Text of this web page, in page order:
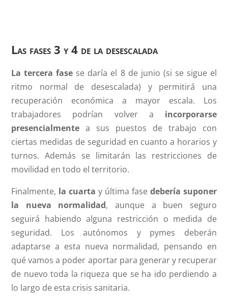
Las fases 3 y 4 de la desescalada
La tercera fase se daría el 8 de junio (si se sigue el
ritmo normal de desescalada) y permitirá una
recuperación económica a mayor escala. Los
trabajadores podrían volver a incorporarse
presencialmente a sus puestos de trabajo con
ciertas medidas de seguridad en cuanto a horarios y
turnos. Además se limitarán las restricciones de
movilidad en todo el territorio.
Finalmente, la cuarta y última fase debería suponer
la nueva normalidad, aunque a buen seguro
seguirá habiendo alguna restricción o medida de
seguridad. Los autónomos y pymes deberán
adaptarse a esta nueva normalidad, pensando en
qué vamos a poder aportar para generar y recuperar
de nuevo toda la riqueza que se ha ido perdiendo a
lo largo de esta crisis sanitaria.